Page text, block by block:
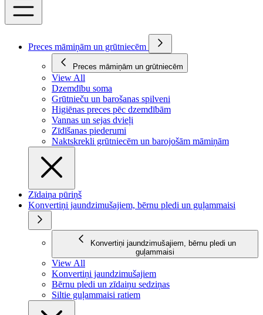
Preces māmiņām un grūtniecēm
Preces māmiņām un grūtniecēm
View All
Dzemdību soma
Grūtnieču un barošanas spilveni
Higiēnas preces pēc dzemdībām
Vannas un sejas dvieļi
Zīdīšanas piederumi
Naktskrekli grūtniecēm un barojošām māmiņām
Zīdaiņa pūriņš
Konvertiņi jaundzimušajiem, bērnu pledi un guļammaisi
Konvertiņi jaundzimušajiem, bērnu pledi un
guļammaisi
View All
Konvertiņi jaundzimušajiem
Bērnu pledi un zīdaiņu sedziņas
Siltie guļammaisi ratiem